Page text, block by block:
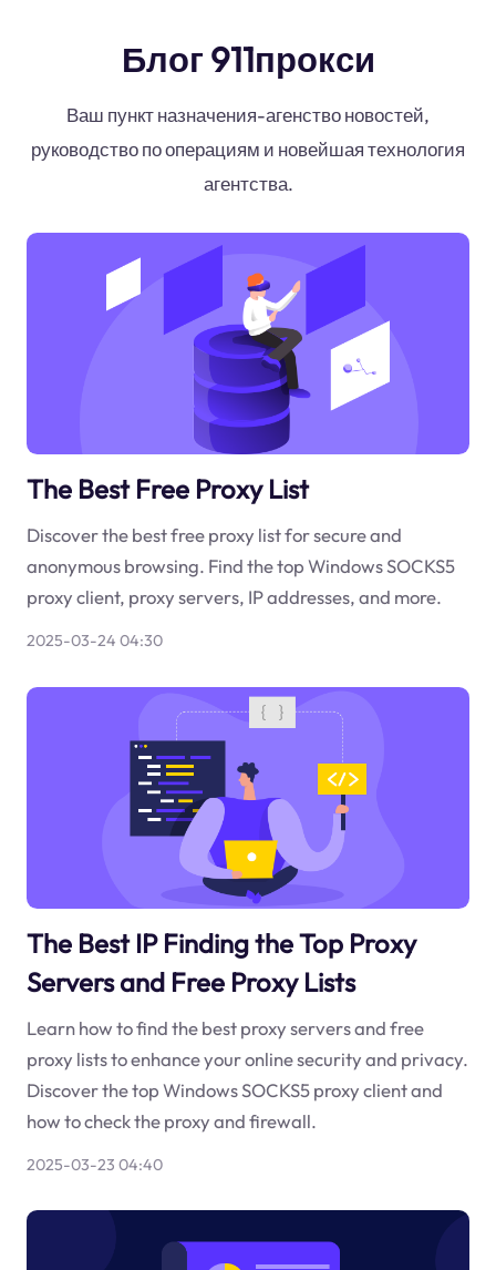
Блог 911прокси
Ваш пункт назначения-агенство новостей,
руководство по операциям и новейшая технология
агентства.
The Best Free Proxy List
Discover the best free proxy list for secure and
anonymous browsing. Find the top Windows SOCKS5
proxy client, proxy servers, IP addresses, and more.
2025-03-24 04:30
The Best IP Finding the Top Proxy
Servers and Free Proxy Lists
Learn how to find the best proxy servers and free
proxy lists to enhance your online security and privacy.
Discover the top Windows SOCKS5 proxy client and
how to check the proxy and firewall.
2025-03-23 04:40